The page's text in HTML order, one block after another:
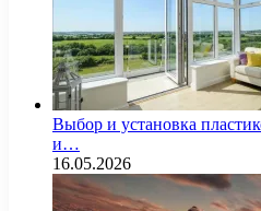
Выбор и установка
и…
16.05.2026